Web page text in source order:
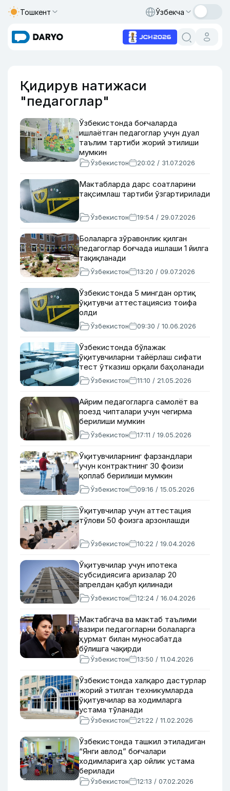
Тошкент Ўзбекча
Қидирув натижаси
"педагоглар"
Ўзбекистонда боғчаларда
ишлаётган педагоглар учун дуал
таълим тартиби жорий этилиши
мумкин
Ўзбекистон 20:02 / 31.07.2026
Мактабларда дарс соатларини
тақсимлаш тартиби ўзгартирилади
Ўзбекистон 19:54 / 29.07.2026
Болаларга зўравонлик қилган
педагоглар боғчада ишлаши 1 йилга
тақиқланади
Ўзбекистон 13:20 / 09.07.2026
Ўзбекистонда 5 мингдан ортиқ
ўқитувчи аттестациясиз тоифа
олди
Ўзбекистон 09:30 / 10.06.2026
Ўзбекистонда бўлажак
ўқитувчиларни тайёрлаш сифати
тест ўтказиш орқали баҳоланади
Ўзбекистон 11:10 / 21.05.2026
Айрим педагогларга самолёт ва
поезд чипталари учун чегирма
берилиши мумкин
Ўзбекистон 17:11 / 19.05.2026
Ўқитувчиларнинг фарзандлари
учун контрактнинг 30 фоизи
қоплаб берилиши мумкин
Ўзбекистон 09:16 / 15.05.2026
Ўқитувчилар учун аттестация
тўлови 50 фоизга арзонлашди
Ўзбекистон 10:22 / 19.04.2026
Ўқитувчилар учун ипотека
субсидиясига аризалар 20
апрелдан қабул қилинади
Ўзбекистон 12:24 / 16.04.2026
Мактабгача ва мактаб таълими
вазири педагогларни болаларга
ҳурмат билан муносабатда
бўлишга чақирди
Ўзбекистон 13:50 / 11.04.2026
Ўзбекистонда халқаро дастурлар
жорий этилган техникумларда
ўқитувчилар ва ходимларга
устама тўланади
Ўзбекистон 21:22 / 11.02.2026
Ўзбекистонда ташкил этиладиган
“Янги авлод” боғчалари
ходимларига ҳар ойлик устама
берилади
Ўзбекистон 12:13 / 07.02.2026